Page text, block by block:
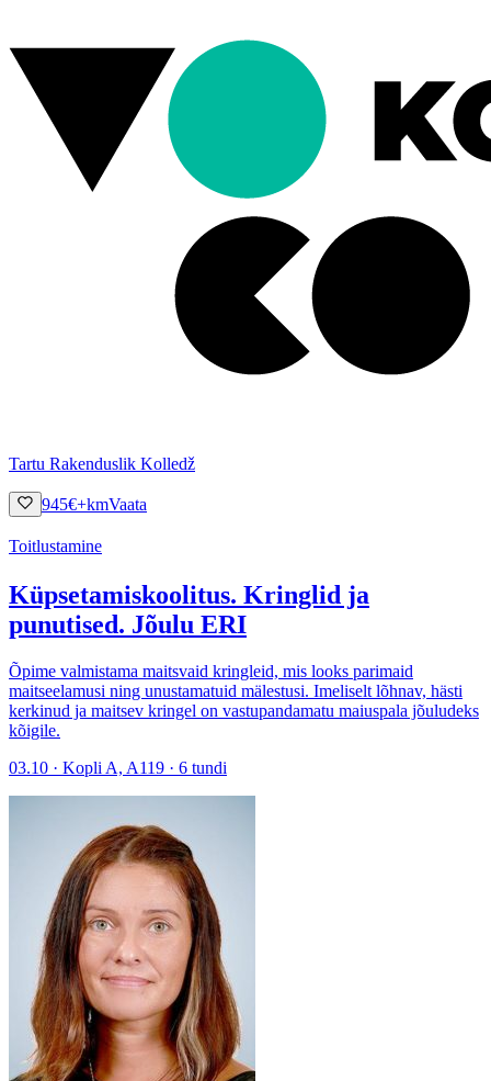
Tartu Rakenduslik Kolledž
945€+kmVaata
Toitlustamine
Küpsetamiskoolitus. Kringlid ja
punutised. Jõulu ERI
Õpime valmistama maitsvaid kringleid, mis looks parimaid
maitseelamusi ning unustamatuid mälestusi. Imeliselt lõhnav, hästi
kerkinud ja maitsev kringel on vastupandamatu maiuspala jõuludeks
kõigile.
03.10 · Kopli A, A119 · 6 tundi